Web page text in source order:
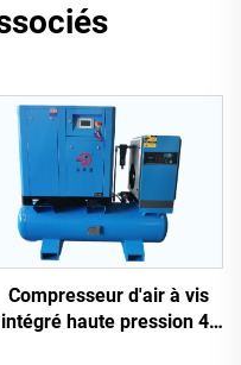
Compresseur d'air à vis
intégré haute pression 4-